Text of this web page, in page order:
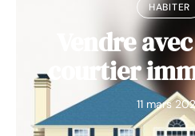
HABITER
Vendre
courtier
11 mars